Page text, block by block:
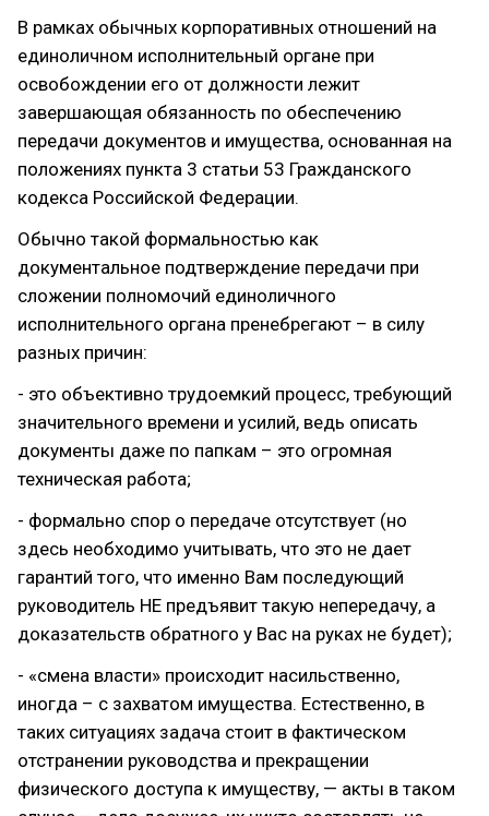
В рамках обычных корпоративных отношений на
единоличном исполнительный органе при
освобождении его от должности лежит
завершающая обязанность по обеспечению
передачи документов и имущества, основанная на
положениях пункта 3 статьи 53 Гражданского
кодекса Российской Федерации.
Обычно такой формальностью как
документальное подтверждение передачи при
сложении полномочий единоличного
исполнительного органа пренебрегают – в силу
разных причин:
- это объективно трудоемкий процесс, требующий
значительного времени и усилий, ведь описать
документы даже по папкам – это огромная
техническая работа;
- формально спор о передаче отсутствует (но
здесь необходимо учитывать, что это не дает
гарантий того, что именно Вам последующий
руководитель НЕ предъявит такую непередачу, а
доказательств обратного у Вас на руках не будет);
- «смена власти» происходит насильственно,
иногда – с захватом имущества. Естественно, в
таких ситуациях задача стоит в фактическом
отстранении руководства и прекращении
физического доступа к имуществу, — акты в таком